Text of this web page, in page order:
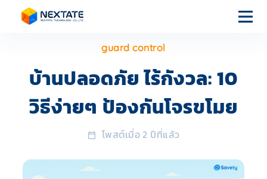
บริการของ
เกี่ยวกับเรา
guard control
บ้านปลอดภัย ไร้กังวล: 10
วิธีง่ายๆ ป้องกันโจรขโมย
โพสต์เมื่อ 2 ปีที่แล้ว